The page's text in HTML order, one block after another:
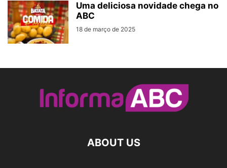
Uma deliciosa novidade chega no
ABC
18 de março de 2025
ABOUT US